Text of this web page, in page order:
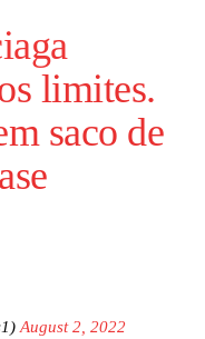
limites.
saco de
August 2, 2022